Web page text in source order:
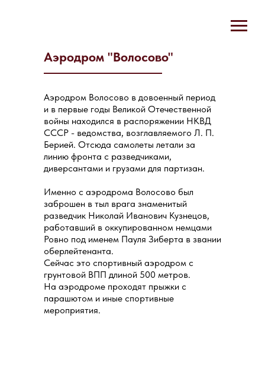
Аэродром "Волосово"
Аэродром Волосово в довоенный период
и в первые годы Великой Отечественной
войны находился в распоряжении НКВД
СССР - ведомства, возглавляемого Л. П.
Берией. Отсюда самолеты летали за
линию фронта с разведчиками,
диверсантами и грузами для партизан.
Именно с аэродрома Волосово был
заброшен в тыл врага знаменитый
разведчик Николай Иванович Кузнецов,
работавший в оккупированном немцами
Ровно под именем Пауля Зиберта в звании
оберлейтенанта.
Сейчас это спортивный аэродром с
грунтовой ВПП длиной 500 метров.
На аэродроме проходят прыжки с
парашютом и иные спортивные
мероприятия.